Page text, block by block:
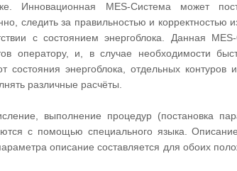
Инновационная MES-Система может
следить за правильностью и корректностью
с состоянием энергоблока. Данная
оператору, и, в случае необходимости
состояния энергоблока, отдельных
различные расчёты.
выполнение процедур (постановка
с помощью специального языка.
описание составляется для обоих